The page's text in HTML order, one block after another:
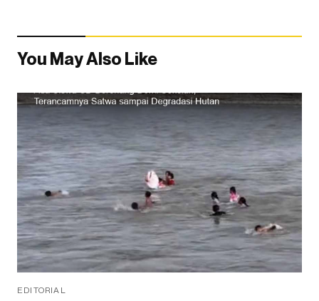
You May Also Like
EDITORIAL